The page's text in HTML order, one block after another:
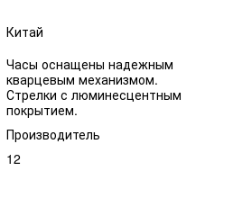
Китай
Часы оснащены надежным
кварцевым механизмом.
Стрелки с люминесцентным
покрытием.
Производитель
12